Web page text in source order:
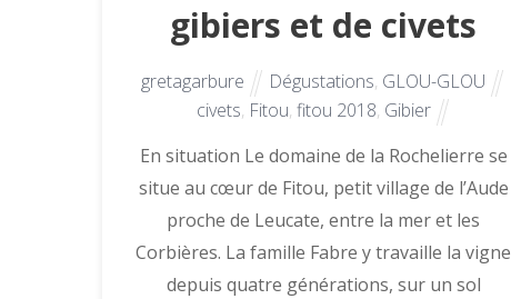
gibiers et de civets
gretagarbure Dégustations, GLOU-GLOU
civets, Fitou, fitou 2018, Gibier
En situation Le domaine de la Rochelierre se
situe au cœur de Fitou, petit village de l’Aude
proche de Leucate, entre la mer et les
Corbières. La famille Fabre y travaille la vigne
depuis quatre générations, sur un sol